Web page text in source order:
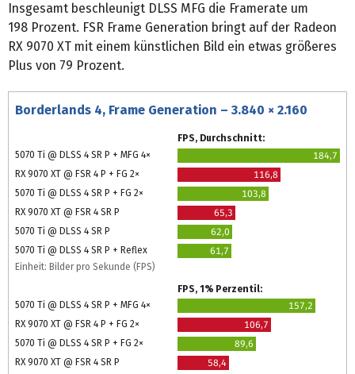
Insgesamt beschleunigt DLSS MFG die Framerate um
198 Prozent. FSR Frame Generation bringt auf der Radeon
RX 9070 XT mit einem künstlichen Bild ein etwas größeres
Plus von 79 Prozent.
Borderlands 4, Frame Generation – 3.840 × 2.160
FPS, Durchschnitt:
5070 Ti @ DLSS 4 SR P + MFG 4×
184,7
RX 9070 XT @ FSR 4 P + FG 2×
116,8
5070 Ti @ DLSS 4 SR P + FG 2×
103,8
RX 9070 XT @ FSR 4 SR P
65,3
5070 Ti @ DLSS 4 SR P
62,0
5070 Ti @ DLSS 4 SR P + Reflex
61,7
Einheit: Bilder pro Sekunde (FPS)
FPS, 1% Perzentil:
5070 Ti @ DLSS 4 SR P + MFG 4×
157,2
RX 9070 XT @ FSR 4 P + FG 2×
106,7
5070 Ti @ DLSS 4 SR P + FG 2×
89,6
RX 9070 XT @ FSR 4 SR P
58,4